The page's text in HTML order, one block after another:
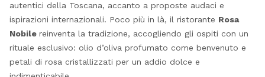
autentici della Toscana, accanto a proposte audaci e
ispirazioni internazionali. Poco più in là, il ristorante Rosa
Nobile reinventa la tradizione, accogliendo gli ospiti con un
rituale esclusivo: olio d’oliva profumato come benvenuto e
petali di rosa cristallizzati per un addio dolce e